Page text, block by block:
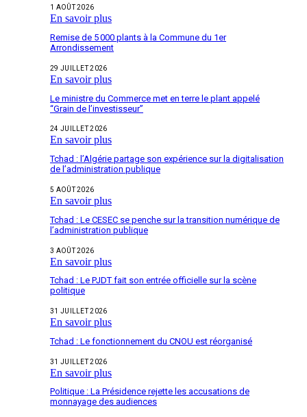
1 AOÛT 2026
En savoir plus
Remise de 5 000 plants à la Commune du 1er
Arrondissement
29 JUILLET 2026
En savoir plus
Le ministre du Commerce met en terre le plant appelé
“Grain de l’investisseur”
24 JUILLET 2026
En savoir plus
Tchad : l’Algérie partage son expérience sur la digitalisation
de l’administration publique
5 AOÛT 2026
En savoir plus
Tchad : Le CESEC se penche sur la transition numérique de
l’administration publique
3 AOÛT 2026
En savoir plus
Tchad : Le PJDT fait son entrée officielle sur la scène
politique
31 JUILLET 2026
En savoir plus
Tchad : Le fonctionnement du CNOU est réorganisé
31 JUILLET 2026
En savoir plus
Politique : La Présidence rejette les accusations de
monnayage des audiences